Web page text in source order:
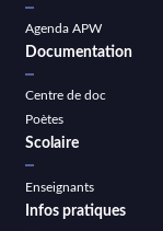
Agenda APW
Documentation
Centre de doc
Poètes
Scolaire
Enseignants
Infos pratiques